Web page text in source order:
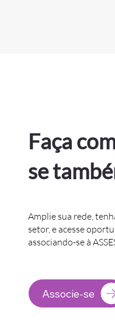
Faça
se
Amplie sua rede,
setor, e acesse
associando-se à
Associe-se